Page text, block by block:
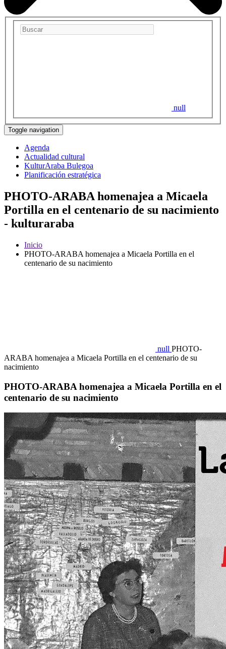
null
Toggle navigation
Agenda
Actualidad cultural
KulturAraba Bulegoa
Planificación estratégica
PHOTO-ARABA homenajea a Micaela
Portilla en el centenario de su nacimiento
- kulturaraba
Inicio
PHOTO-ARABA homenajea a Micaela Portilla en el
centenario de su nacimiento
null PHOTO-
ARABA homenajea a Micaela Portilla en el centenario de su
nacimiento
PHOTO-ARABA homenajea a Micaela Portilla en el
centenario de su nacimiento